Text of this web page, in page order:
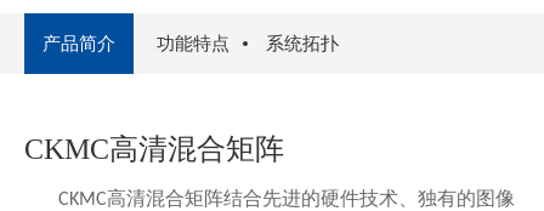
产品简介 功能特点 系统拓扑
CKMC高清混合矩阵
CKMC高清混合矩阵结合先进的硬件技术、独有的图像